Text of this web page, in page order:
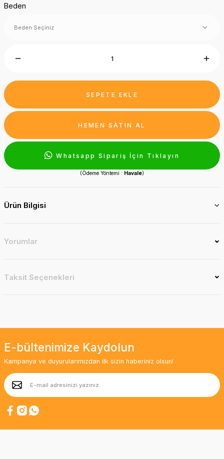
Beden
SEPETE EKLE
HEMEN SATIN AL
Whatsapp Sipariş İçin Tıklayın
(Ödeme Yöntemi : Havale)
Ürün Bilgisi
Yorumlar
Taksit Seçenekleri
E-bültenimize Kaydolun
Kampanya ve duyurularımızdan ilk sizin haberiniz olsun!